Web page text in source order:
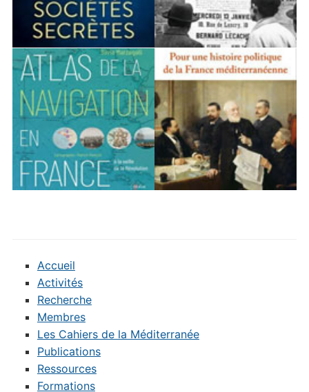
Accueil
Activités
Recherche
Membres
Les Cahiers de la Méditerranée
Publications
Ressources
Formations